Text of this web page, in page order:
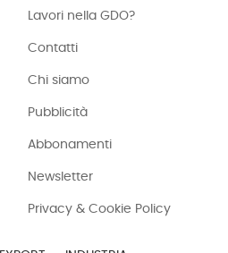
Lavori nella GDO?
Contatti
Chi siamo
Pubblicità
Abbonamenti
Newsletter
Privacy & Cookie Policy